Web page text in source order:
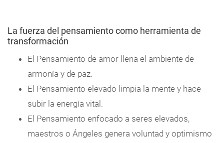
La fuerza del pensamiento como herramienta de
transformación
El Pensamiento de amor llena el ambiente de
armonía y de paz.
El Pensamiento elevado limpia la mente y hace
subir la energía vital.
El Pensamiento enfocado a seres elevados,
maestros o Ángeles genera voluntad y optimismo